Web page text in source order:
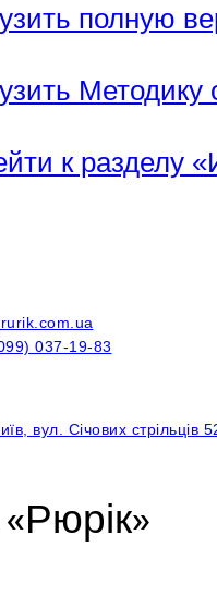
полную
Методику
к разделу
037-19-83
вул. Січових стрільців